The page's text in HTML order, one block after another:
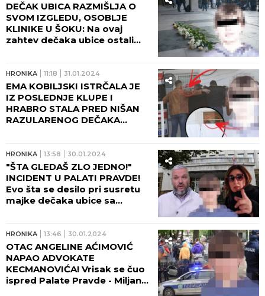
DEČAK UBICA RAZMIŠLJA O
SVOM IZGLEDU, OSOBLJE
KLINIKE U ŠOKU: Na ovaj
zahtev dečaka ubice ostali
HRONIKA 11:18 31.01.2024
EMA KOBILJSKI ISTRČALA JE
IZ POSLEDNJE KLUPE I
HRABRO STALA PRED NIŠAN
RAZULARENOG DEČAKA
Kecmanovićima obratila
bolnim rečima! "NE DRAGANE,
TO NIJE ONA..."!
HRONIKA 13:58 30.01.2024
"ŠTA GLEDAŠ ZLO JEDNO!"
INCIDENT U PALATI PRAVDE!
Evo šta se desilo pri susretu
majke dečaka ubice sa
HRONIKA 13:46 30.01.2024
OTAC ANGELINE AĆIMOVIĆ
NAPAO ADVOKATE
KECMANOVIĆA! Vrisak se čuo
ispred Palate Pravde - Miljana